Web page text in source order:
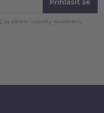
Přihlásit se
za účelem rozesílky newsletteru.